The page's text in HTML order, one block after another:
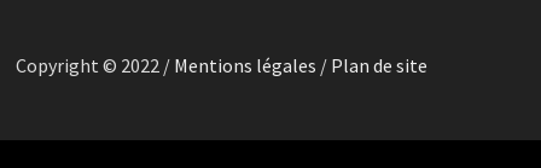
Copyright © 2022 / Mentions légales / Plan de site